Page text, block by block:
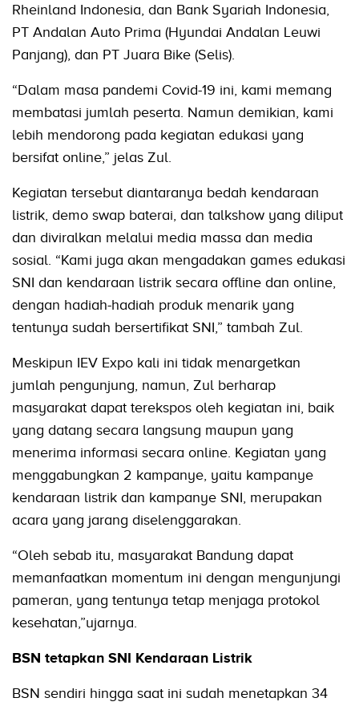
Rheinland Indonesia, dan Bank Syariah Indonesia,
PT Andalan Auto Prima (Hyundai Andalan Leuwi
Panjang), dan PT Juara Bike (Selis).
“Dalam masa pandemi Covid-19 ini, kami memang
membatasi jumlah peserta. Namun demikian, kami
lebih mendorong pada kegiatan edukasi yang
bersifat online,” jelas Zul.
Kegiatan tersebut diantaranya bedah kendaraan
listrik, demo swap baterai, dan talkshow yang diliput
dan diviralkan melalui media massa dan media
sosial. “Kami juga akan mengadakan games edukasi
SNI dan kendaraan listrik secara offline dan online,
dengan hadiah-hadiah produk menarik yang
tentunya sudah bersertifikat SNI,” tambah Zul.
Meskipun IEV Expo kali ini tidak menargetkan
jumlah pengunjung, namun, Zul berharap
masyarakat dapat terekspos oleh kegiatan ini, baik
yang datang secara langsung maupun yang
menerima informasi secara online. Kegiatan yang
menggabungkan 2 kampanye, yaitu kampanye
kendaraan listrik dan kampanye SNI, merupakan
acara yang jarang diselenggarakan.
“Oleh sebab itu, masyarakat Bandung dapat
memanfaatkan momentum ini dengan mengunjungi
pameran, yang tentunya tetap menjaga protokol
kesehatan,”ujarnya.
BSN tetapkan SNI Kendaraan Listrik
BSN sendiri hingga saat ini sudah menetapkan 34